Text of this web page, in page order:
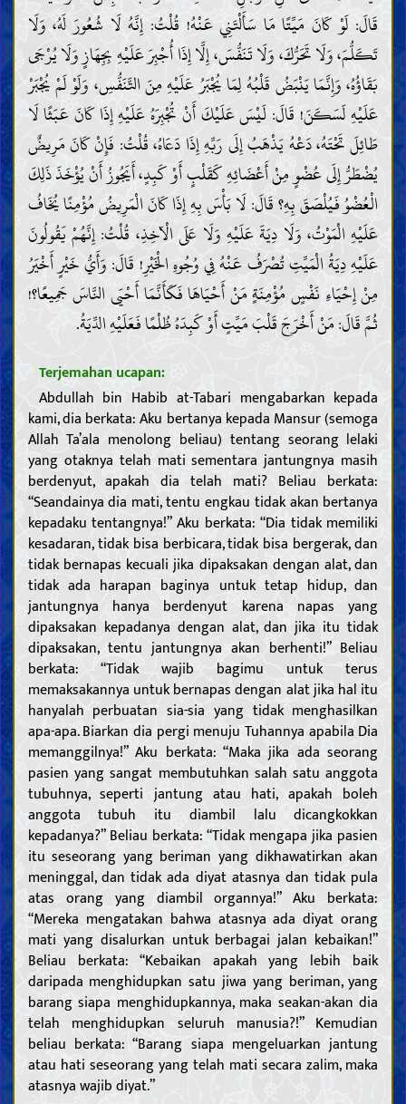
قَالَ: لَوْ كَانَ مَيِّتًا مَا سَأَلْتَنِي عَنْهُ! قُلْتُ: إِنَّهُ لَا شُعُورَ لَهُ، وَلَا
تَكَلُّمَ، وَلَا تَحَرُّكَ، وَلَا تَنَفُّسَ، إِلَّا إِذَا أُجْبِرَ عَلَيْهِ بِجِهَازٍ وَلَا يُرْجَى
بَقَاؤُهُ، وَإِنَّمَا يَنْبَضُ قَلْبُهُ لِمَا يُجْبَرُ عَلَيْهِ مِنَ التَّنَفُّسِ، وَلَوْ لَمْ يُجْبَرْ
عَلَيْهِ لَسَكَنَ! قَالَ: لَيْسَ عَلَيْكَ أَنْ تُجْبِرَهُ عَلَيْهِ إِذَا كَانَ عَبَثًا لَا
طَائِلَ تَحْتَهُ، دَعْهُ يَذْهَبُ إِلَى رَبِّهِ إِذَا دَعَاهُ، قُلْتُ: فَإِنْ كَانَ مَرِيضٌ
يُضْطَرُّ إِلَى عُضْوٍ مِنْ أَعْضَائِهِ كَقَلْبٍ أَوْ كَبِدٍ، أَيَجُوزُ أَنْ يُؤْخَذَ ذَلِكَ
الْعُضْوُ فَيُلْصَقَ بِهِ؟ قَالَ: لَا بَأْسَ بِهِ إِذَا كَانَ الْمَرِيضُ مُؤْمِنًا يُخَافُ
عَلَيْهِ الْمَوْتُ، وَلَا دِيَةَ عَلَيْهِ وَلَا عَلَى الْآخِذِ، قُلْتُ: إِنَّهُمْ يَقُولُونَ
عَلَيْهِ دِيَةُ الْمَيِّتِ تُصْرَفُ عَنْهُ فِي وُجُوهِ الْخَيْرِ! قَالَ: وَأَيُّ خَيْرٍ أَخْيَرُ
مِنْ إِحْيَاءِ نَفْسٍ مُؤْمِنَةٍ مَنْ أَحْيَاهَا فَكَأَنَّمَا أَحْيَى النَّاسَ جَمِيعًا؟!
ثُمَّ قَالَ: مَنْ أَخْرَجَ قَلْبَ مَيِّتٍ أَوْ كَبِدَهُ ظُلْمًا فَعَلَيْهِ الدِّيَةُ.
Terjemahan ucapan:
Abdullah bin Habib at-Tabari mengabarkan kepada
kami, dia berkata: Aku bertanya kepada Mansur (semoga
Allah Ta’ala menolong beliau) tentang seorang lelaki
yang otaknya telah mati sementara jantungnya masih
berdenyut, apakah dia telah mati? Beliau berkata:
“Seandainya dia mati, tentu engkau tidak akan bertanya
kepadaku tentangnya!” Aku berkata: “Dia tidak memiliki
kesadaran, tidak bisa berbicara, tidak bisa bergerak, dan
tidak bernapas kecuali jika dipaksakan dengan alat, dan
tidak ada harapan baginya untuk tetap hidup, dan
jantungnya hanya berdenyut karena napas yang
dipaksakan kepadanya dengan alat, dan jika itu tidak
dipaksakan, tentu jantungnya akan berhenti!” Beliau
berkata: “Tidak wajib bagimu untuk terus
memaksakannya untuk bernapas dengan alat jika hal itu
hanyalah perbuatan sia-sia yang tidak menghasilkan
apa-apa. Biarkan dia pergi menuju Tuhannya apabila Dia
memanggilnya!” Aku berkata: “Maka jika ada seorang
pasien yang sangat membutuhkan salah satu anggota
tubuhnya, seperti jantung atau hati, apakah boleh
anggota tubuh itu diambil lalu dicangkokkan
kepadanya?” Beliau berkata: “Tidak mengapa jika pasien
itu seseorang yang beriman yang dikhawatirkan akan
meninggal, dan tidak ada diyat atasnya dan tidak pula
atas orang yang diambil organnya!” Aku berkata:
“Mereka mengatakan bahwa atasnya ada diyat orang
mati yang disalurkan untuk berbagai jalan kebaikan!”
Beliau berkata: “Kebaikan apakah yang lebih baik
daripada menghidupkan satu jiwa yang beriman, yang
barang siapa menghidupkannya, maka seakan-akan dia
telah menghidupkan seluruh manusia?!” Kemudian
beliau berkata: “Barang siapa mengeluarkan jantung
atau hati seseorang yang telah mati secara zalim, maka
atasnya wajib diyat.”